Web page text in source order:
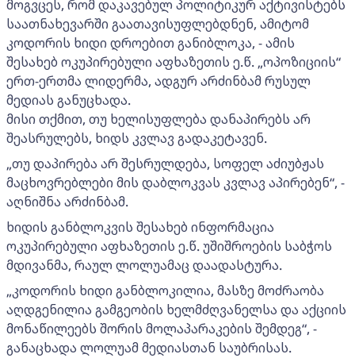
მოგვცეს, რომ დაკავებულ პოლიტიკურ აქტივისტებს
საათნახევარში გაათავისუფლებდნენ, ამიტომ
კოდორის ხიდი დროებით განიბლოკა, - ამის
შესახებ ოკუპირებული აფხაზეთის ე.წ. „ოპოზიციის“
ერთ-ერთმა ლიდერმა, ადგურ არძინბამ რუსულ
მედიას განუცხადა.
მისი თქმით, თუ ხელისუფლება დანაპირებს არ
შეასრულებს, ხიდს კვლავ გადაკეტავენ.
„თუ დაპირება არ შესრულდება, სოფელ აძიუბჟას
მაცხოვრებლები მის დაბლოკვას კვლავ აპირებენ“, -
აღნიშნა არძინბამ.
ხიდის განბლოკვის შესახებ ინფორმაცია
ოკუპირებული აფხაზეთის ე.წ. უშიშროების საბჭოს
მდივანმა, რაულ ლოლუამაც დაადასტურა.
„კოდორის ხიდი განბლოკილია, მასზე მოძრაობა
აღდგენილია გამგეობის ხელმძღვანელსა და აქციის
მონაწილეებს შორის მოლაპარაკების შემდეგ“, -
განაცხადა ლოლუამ მედიასთან საუბრისას.